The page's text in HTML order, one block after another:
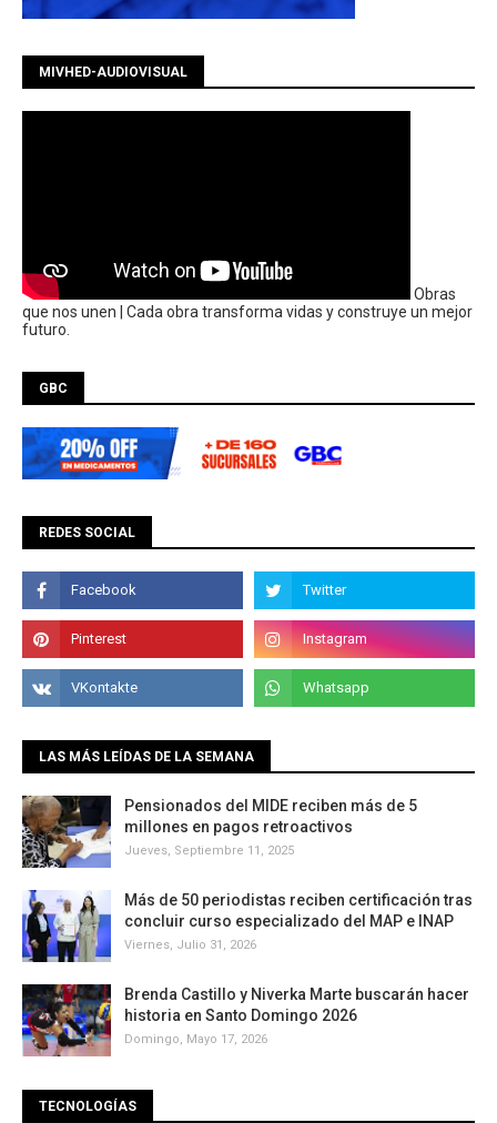
MIVHED-AUDIOVISUAL
Obras
que nos unen | Cada obra transforma vidas y construye un mejor
futuro.
GBC
REDES SOCIAL
LAS MÁS LEÍDAS DE LA SEMANA
Pensionados del MIDE reciben más de 5
millones en pagos retroactivos
Jueves, Septiembre 11, 2025
Más de 50 periodistas reciben certificación tras
concluir curso especializado del MAP e INAP
Viernes, Julio 31, 2026
Brenda Castillo y Niverka Marte buscarán hacer
historia en Santo Domingo 2026
Domingo, Mayo 17, 2026
TECNOLOGÍAS